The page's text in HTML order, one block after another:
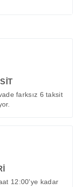
farksız 6 taksit
12:00'ye kadar